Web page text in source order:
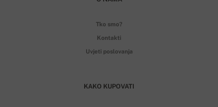
Tko smo?
Kontakti
Uvjeti poslovanja
KAKO KUPOVATI